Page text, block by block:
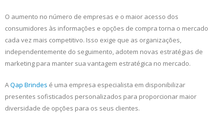
O aumento no número de empresas e o maior acesso dos
consumidores às informações e opções de compra torna o mercado
cada vez mais competitivo. Isso exige que as organizações,
independentemente do seguimento, adotem novas estratégias de
marketing para manter sua vantagem estratégica no mercado.
AQap Brindes é uma empresa especialista em disponibilizar
presentes sofisticados personalizados para proporcionar maior
diversidade de opções para os seus clientes.